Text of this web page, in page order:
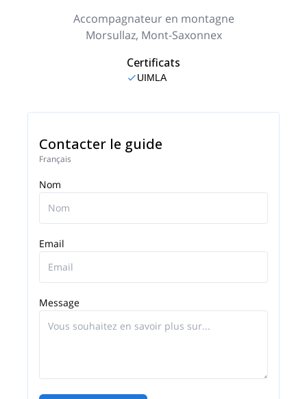
Accompagnateur en montagne
Morsullaz, Mont-Saxonnex
Certificats
UIMLA
Contacter le guide
Français
Nom
Email
Message